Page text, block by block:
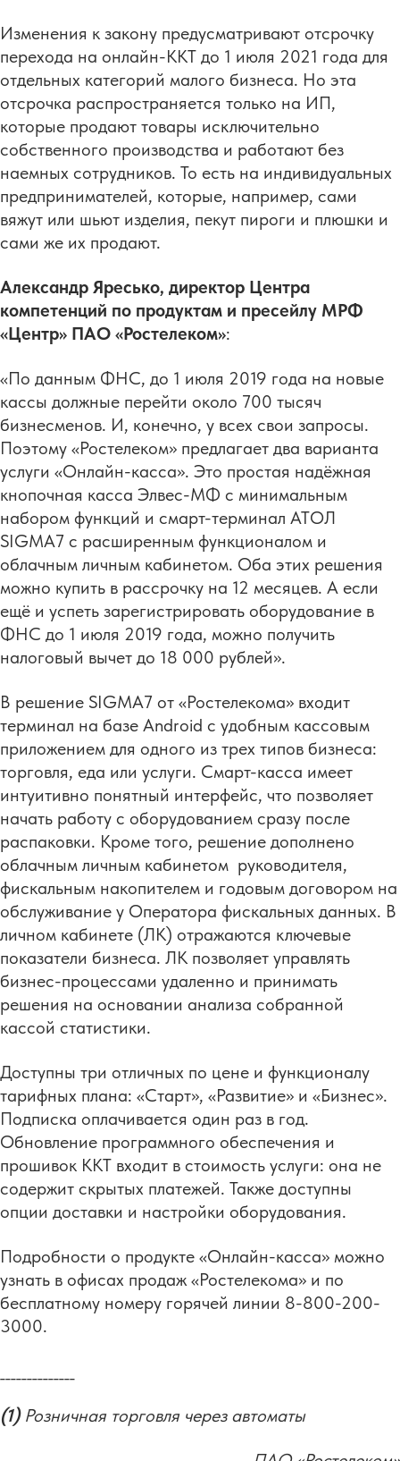
Изменения к закону предусматривают отсрочку
перехода на онлайн-ККТ до 1 июля 2021 года для
отдельных категорий малого бизнеса. Но эта
отсрочка распространяется только на ИП,
которые продают товары исключительно
собственного производства и работают без
наемных сотрудников. То есть на индивидуальных
предпринимателей, которые, например, сами
вяжут или шьют изделия, пекут пироги и плюшки и
сами же их продают.
Александр Яресько, директор Центра
компетенций по продуктам и пресейлу МРФ
«Центр» ПАО «Ростелеком»:
«По данным ФНС, до 1 июля 2019 года на новые
кассы должные перейти около 700 тысяч
бизнесменов. И, конечно, у всех свои запросы.
Поэтому «Ростелеком» предлагает два варианта
услуги «Онлайн-касса». Это простая надёжная
кнопочная касса Элвес-МФ с минимальным
набором функций и смарт-терминал АТОЛ
SIGMA7 с расширенным функционалом и
облачным личным кабинетом. Оба этих решения
можно купить в рассрочку на 12 месяцев. А если
ещё и успеть зарегистрировать оборудование в
ФНС до 1 июля 2019 года, можно получить
налоговый вычет до 18 000 рублей».
В решение SIGMA7 от «Ростелекома» входит
терминал на базе Android с удобным кассовым
приложением для одного из трех типов бизнеса:
торговля, еда или услуги. Смарт-касса имеет
интуитивно понятный интерфейс, что позволяет
начать работу с оборудованием сразу после
распаковки. Кроме того, решение дополнено
облачным личным кабинетом руководителя,
фискальным накопителем и годовым договором на
обслуживание у Оператора фискальных данных. В
личном кабинете (ЛК) отражаются ключевые
показатели бизнеса. ЛК позволяет управлять
бизнес-процессами удаленно и принимать
решения на основании анализа собранной
кассой статистики.
Доступны три отличных по цене и функционалу
тарифных плана: «Старт», «Развитие» и «Бизнес».
Подписка оплачивается один раз в год.
Обновление программного обеспечения и
прошивок ККТ входит в стоимость услуги: она не
содержит скрытых платежей. Также доступны
опции доставки и настройки оборудования.
Подробности о продукте «Онлайн-касса» можно
узнать в офисах продаж «Ростелекома» и по
бесплатному номеру горячей линии 8-800-200-
3000.
(1) Розничная торговля через автоматы